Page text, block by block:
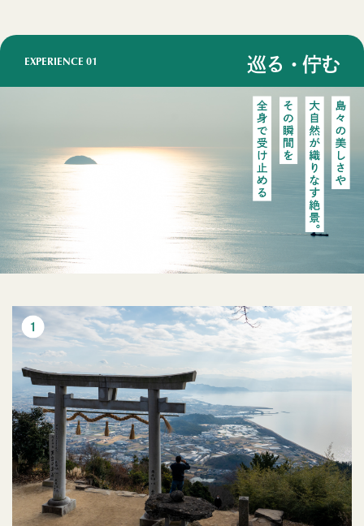
EXPERIENCE 01 巡る・佇む